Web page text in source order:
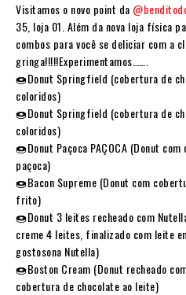
Visitamos o novo point da
35, loja 01. Além da nova loja física
combos para você se deliciar com a
gringa!!!!!Experimentamos…….
🍩Donut Springfield (cobertura de
coloridos)
🍩Donut Springfield (cobertura de
coloridos)
🍩Donut Paçoca PAÇOCA (Donut
paçoca)
🍩Bacon Supreme (Donut com
frito)
🍩Donut 3 leites recheado com
creme 4 leites, finalizado com leite
gostosona Nutella)
🍩Boston Cream (Donut recheado
cobertura de chocolate ao leite)